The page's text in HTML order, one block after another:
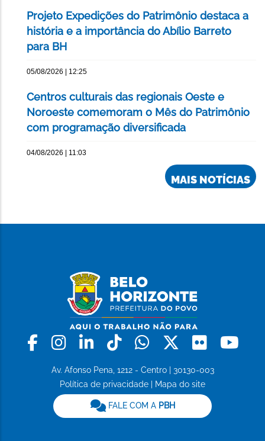
Projeto Expedições do Patrimônio destaca a
história e a importância do Abílio Barreto
para BH
05/08/2026 | 12:25
Centros culturais das regionais Oeste e
Noroeste comemoram o Mês do Patrimônio
com programação diversificada
04/08/2026 | 11:03
MAIS NOTÍCIAS
Facebook
Instagram
LinkedinTiktokWhatsapp
X Flickr
Av. Afonso Pena, 1212 - Centro | 30130-003
Política de privacidade
Mapa do site
FALE COM A PBH